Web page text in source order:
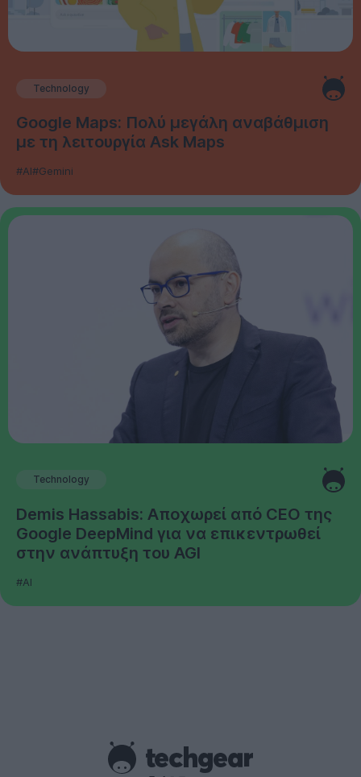
Technology
Google Maps: Πολύ μεγάλη αναβάθμιση
με τη λειτουργία Ask Maps
#AI#Gemini
Technology
Demis Hassabis: Αποχωρεί από CEO της
Google DeepMind για να επικεντρωθεί
στην ανάπτυξη του AGI
#AI